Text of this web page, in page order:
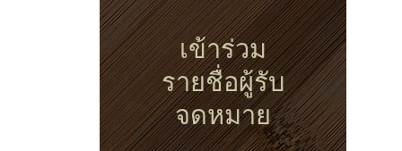
เข้าร่วม
รายชื่อผู้รับ
จดหมาย